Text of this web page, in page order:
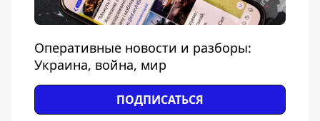
Оперативные новости и разборы:
Украина, война, мир
ПОДПИСАТЬСЯ